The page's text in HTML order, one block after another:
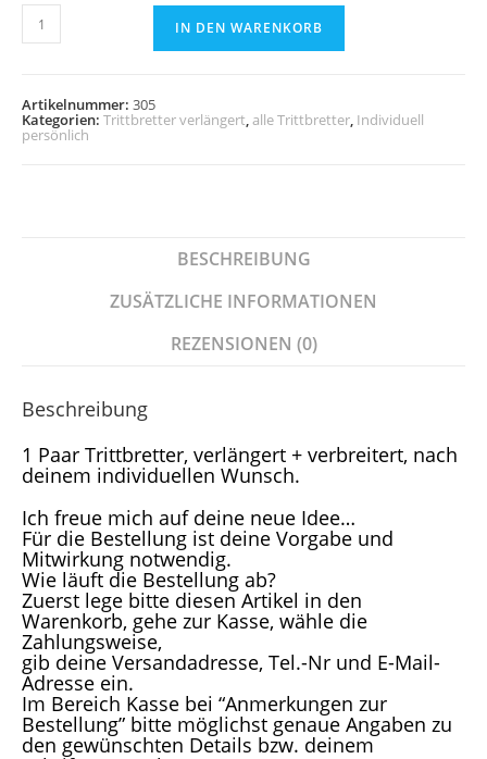
Trittbretter,
verlängert+verbreitert
nach
Menge
IN DEN WARENKORB
Artikelnummer: 305
Kategorien: Trittbretter verlängert,alle Trittbretter, Individuell
persönlich
BESCHREIBUNG
ZUSÄTZLICHE INFORMATIONEN
REZENSIONEN (0)
Beschreibung
1 Paar Trittbretter, verlängert + verbreitert, nach
deinem individuellen Wunsch.
Ich freue mich auf deine neue Idee…
Für die Bestellung ist deine Vorgabe und
Mitwirkung notwendig.
Wie läuft die Bestellung ab?
Zuerst lege bitte diesen Artikel in den
Warenkorb, gehe zur Kasse, wähle die
Zahlungsweise,
gib deine Versandadresse, Tel.-Nr und E-Mail-
Adresse ein.
Im Bereich Kasse bei “Anmerkungen zur
Bestellung” bitte möglichst genaue Angaben zu
den gewünschten Details bzw. deinem